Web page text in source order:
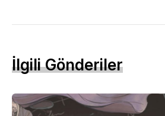
İlgili Gönderiler